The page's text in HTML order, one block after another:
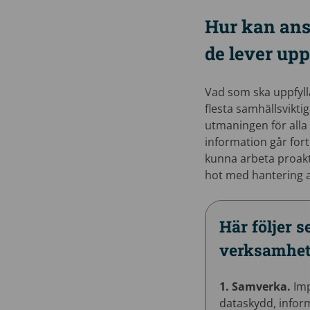
Hur kan
de lever
Vad som ska
flesta
utmaningen för
information går
kunna arbeta
hot med hantering
Här följer
1. Samverka.
dataskydd,